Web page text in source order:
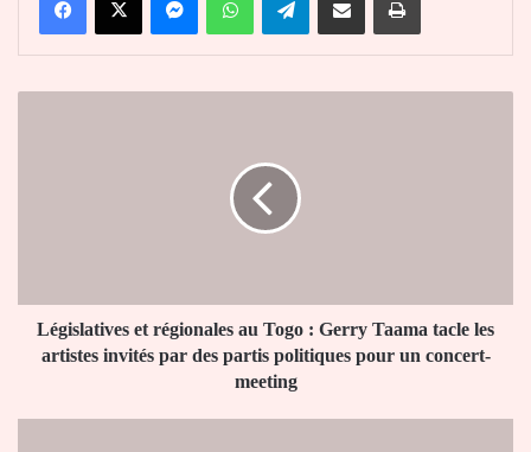
tacle
artistes
Législatives et régionales au Togo : Gerry Taama tacle les
artistes invités par des partis politiques pour un concert-
meeting